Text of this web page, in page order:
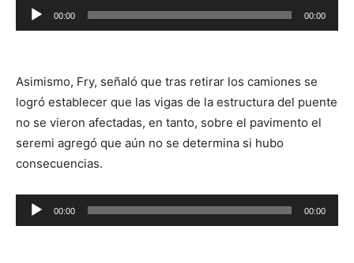
Reproductor
de
00:00 00:00
Asimismo, Fry, señaló que tras retirar los camiones se
logró establecer que las vigas de la estructura del puente
no se vieron afectadas, en tanto, sobre el pavimento el
seremi agregó que aún no se determina si hubo
consecuencias.
Reproductor
de
00:00 00:00